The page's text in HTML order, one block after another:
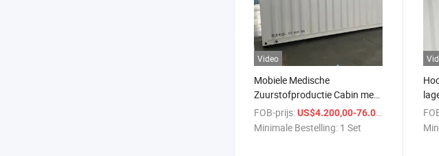
Video
Mobiele Medische
Zuurstofproductie Cabin met
Lage Kosten Eén Klik Start
Mogelijkheid
FOB-prijs:US$4.200,00-76.000,00
Minimale Bestelling: 1 Set